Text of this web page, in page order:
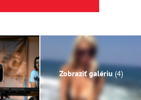
Zobraziť galériu (4)